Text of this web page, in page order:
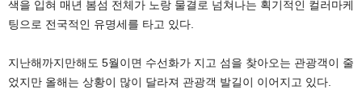
색을 입혀 매년 봄섬 전체가 노랑 물결로 넘쳐나는 획기적인 컬러마케
팅으로 전국적인 유명세를 타고 있다.
지난해까지만해도 5월이면 수선화가 지고 섬을 찾아오는 관광객이 줄
었지만 올해는 상황이 많이 달라져 관광객 발길이 이어지고 있다.